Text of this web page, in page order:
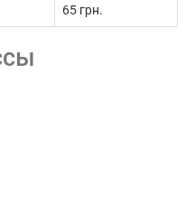
65 грн.